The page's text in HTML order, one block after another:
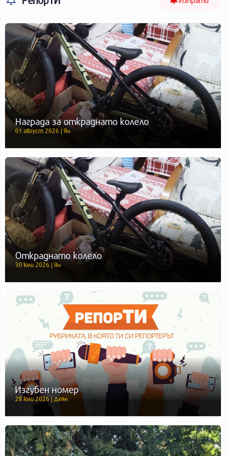
Награда за откраднато колело
01 август 2026 | Ян
Откраднато колело
30 юли 2026 | Ян
Изгубен номер
28 юли 2026 | Деян